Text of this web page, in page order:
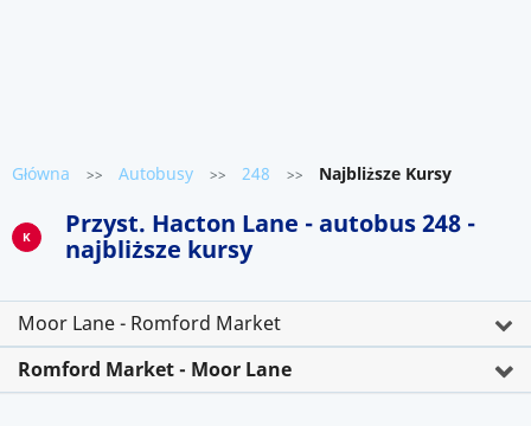
Główna >> Autobusy >> 248 >> Najbliższe Kursy
K
Przyst. Hacton Lane - autobus 248 -
najbliższe kursy
Moor Lane - Romford Market
Romford Market - Moor Lane